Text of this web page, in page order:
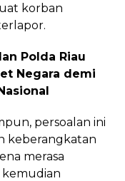
korban
Polda Riau
Negara demi
persoalan ini
keberangkatan
merasa
kemudian